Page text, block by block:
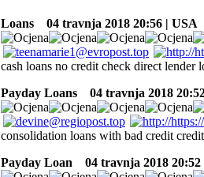
Loans 04 travnja 2018 20:56 | USA
cash loans no credit check direct lender
Payday Loans
04 travnja 2018
consolidation loans with bad credit
Payday Loan
04 travnja 2018 20:52